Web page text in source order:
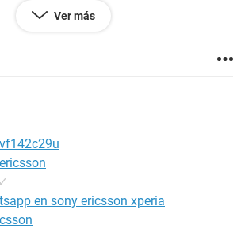
Ver más
✓
en sony ericsson xperia